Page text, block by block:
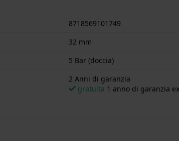
8718569101749
32 mm
5 Bar (doccia)
2 Anni di garanzia
gratuita 1 anno di garanzia